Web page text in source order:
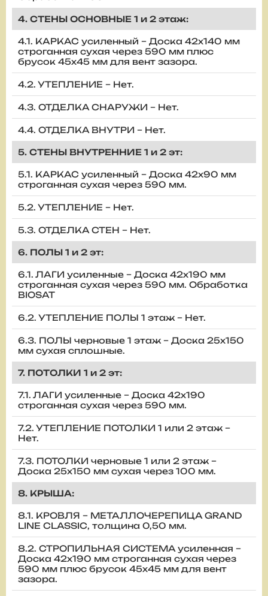
4. СТЕНЫ ОСНОВНЫЕ 1 и 2 этаж:
4.1. КАРКАС усиленный – Доска 42х140 мм
строганная сухая через 590 мм плюс
брусок 45х45 мм для вент зазора.
4.2. УТЕПЛЕНИЕ – Нет.
4.3. ОТДЕЛКА СНАРУЖИ – Нет.
4.4. ОТДЕЛКА ВНУТРИ – Нет.
5. СТЕНЫ ВНУТРЕННИЕ 1 и 2 эт:
5.1. КАРКАС усиленный – Доска 42х90 мм
строганная сухая через 590 мм.
5.2. УТЕПЛЕНИЕ – Нет.
5.3. ОТДЕЛКА СТЕН – Нет.
6. ПОЛЫ 1 и 2 эт:
6.1. ЛАГИ усиленные – Доска 42х190 мм
строганная сухая через 590 мм. Обработка
BIOSAT
6.2. УТЕПЛЕНИЕ ПОЛЫ 1 этаж – Нет.
6.3. ПОЛЫ черновые 1 этаж – Доска 25х150
мм сухая сплошные.
7. ПОТОЛКИ 1 и 2 эт:
7.1. ЛАГИ усиленные – Доска 42х190
строганная сухая через 590 мм.
7.2. УТЕПЛЕНИЕ ПОТОЛКИ 1 или 2 этаж –
Нет.
7.3. ПОТОЛКИ черновые 1 или 2 этаж –
Доска 25х150 мм сухая через 100 мм.
8. КРЫША:
8.1. КРОВЛЯ – МЕТАЛЛОЧЕРЕПИЦА GRAND
LINE CLASSIC, толщина 0,50 мм.
8.2. СТРОПИЛЬНАЯ СИСТЕМА усиленная –
Доска 42х190 мм строганная сухая через
590 мм плюс брусок 45х45 мм для вент
зазора.